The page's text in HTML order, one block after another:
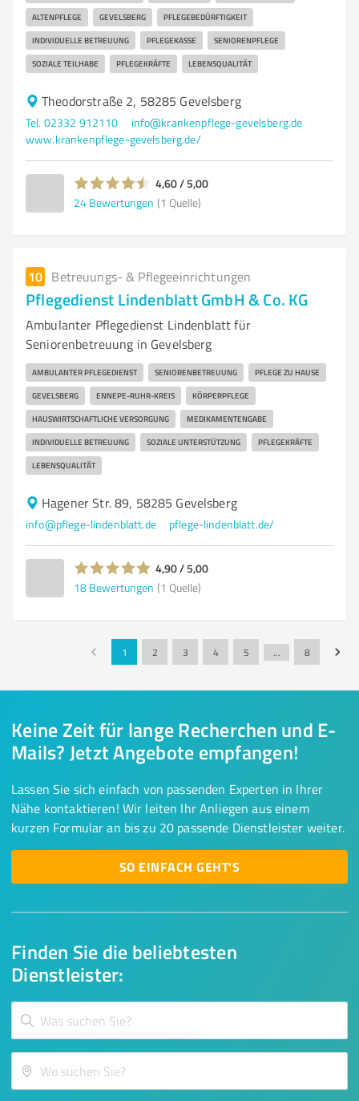
ALTENPFLEGE GEVELSBERG PFLEGEBEDÜRFTIGKEIT
INDIVIDUELLE BETREUUNG PFLEGEKASSE SENIORENPFLEGE
SOZIALE TEILHABE PFLEGEKRÄFTE LEBENSQUALITÄT
Theodorstraße 2, 58285 Gevelsberg
Tel. 02332 912110
info@krankenpflege-gevelsberg.de
www.krankenpflege-gevelsberg.de/
4,60 / 5,00
24 Bewertungen (1 Quelle)
10 Betreuungs- & Pflegeeinrichtungen
Pflegedienst Lindenblatt GmbH & Co. KG
Ambulanter Pflegedienst Lindenblatt für
Seniorenbetreuung in Gevelsberg
AMBULANTER PFLEGEDIENST SENIORENBETREUUNG PFLEGE ZU HAUSE
GEVELSBERG ENNEPE-RUHR-KREIS KÖRPERPFLEGE
HAUSWIRTSCHAFTLICHE VERSORGUNG MEDIKAMENTENGABE
INDIVIDUELLE BETREUUNG SOZIALE UNTERSTÜTZUNG PFLEGEKRÄFTE
LEBENSQUALITÄT
Hagener Str. 89, 58285 Gevelsberg
info@pflege-lindenblatt.de pflege-lindenblatt.de/
4,90 / 5,00
18 Bewertungen (1 Quelle)
1 2 3 4 5 … 8
Finden Sie die beliebtesten
Dienstleister:
Keine Zeit für lange Recherchen und E-
Mails? Jetzt Angebote empfangen!
Lassen Sie sich einfach von passenden Experten in Ihrer
Nähe kontaktieren! Wir leiten Ihr Anliegen aus einem
kurzen Formular an bis zu 20 passende Dienstleister weiter.
SO EINFACH GEHT'S